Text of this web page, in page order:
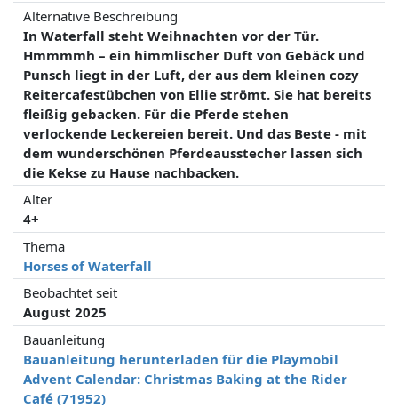
Alternative Beschreibung
In Waterfall steht Weihnachten vor der Tür.
Hmmmmh – ein himmlischer Duft von Gebäck und
Punsch liegt in der Luft, der aus dem kleinen cozy
Reitercafestübchen von Ellie strömt. Sie hat bereits
fleißig gebacken. Für die Pferde stehen
verlockende Leckereien bereit. Und das Beste - mit
dem wunderschönen Pferdeausstecher lassen sich
die Kekse zu Hause nachbacken.
Alter
4+
Thema
Horses of Waterfall
Beobachtet seit
August 2025
Bauanleitung
Bauanleitung herunterladen für die Playmobil
Advent Calendar: Christmas Baking at the Rider
Café (71952)